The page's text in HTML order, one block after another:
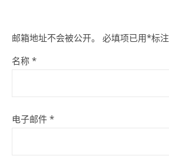
邮箱地址不会被公开。 必填项已用*标注
名称 *
电子邮件 *